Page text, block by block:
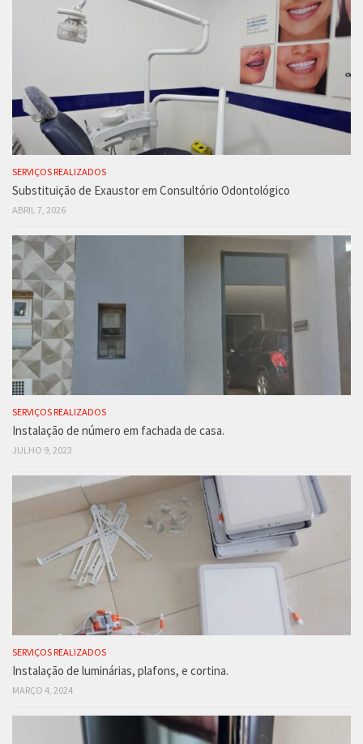
SERVIÇOS REALIZADOS
Substituição de Exaustor em Consultório Odontológico
ABRIL 7, 2026
SERVIÇOS REALIZADOS
Instalação de número em fachada de casa.
JULHO 9, 2023
SERVIÇOS REALIZADOS
Instalação de luminárias, plafons, e cortina.
MARÇO 4, 2024